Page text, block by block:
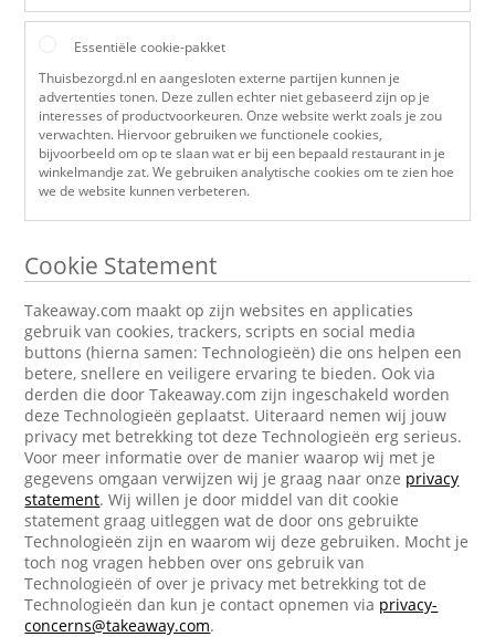
Essentiële cookie-pakket
Thuisbezorgd.nl en aangesloten externe partijen kunnen je
advertenties tonen. Deze zullen echter niet gebaseerd zijn op je
interesses of productvoorkeuren. Onze website werkt zoals je zou
verwachten. Hiervoor gebruiken we functionele cookies,
bijvoorbeeld om op te slaan wat er bij een bepaald restaurant in je
winkelmandje zat. We gebruiken analytische cookies om te zien hoe
we de website kunnen verbeteren.
Cookie Statement
Takeaway.com maakt op zijn websites en applicaties
gebruik van cookies, trackers, scripts en social media
buttons (hierna samen: Technologieën) die ons helpen een
betere, snellere en veiligere ervaring te bieden. Ook via
derden die door Takeaway.com zijn ingeschakeld worden
deze Technologieën geplaatst. Uiteraard nemen wij jouw
privacy met betrekking tot deze Technologieën erg serieus.
Voor meer informatie over de manier waarop wij met je
gegevens omgaan verwijzen wij je graag naar onze privacy
statement. Wij willen je door middel van dit cookie
statement graag uitleggen wat de door ons gebruikte
Technologieën zijn en waarom wij deze gebruiken. Mocht je
toch nog vragen hebben over ons gebruik van
Technologieën of over je privacy met betrekking tot de
Technologieën dan kun je contact opnemen via privacy-
concerns@takeaway.com.